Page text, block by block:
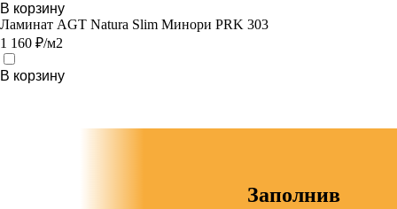
В корзину
Ламинат AGT Natura Slim Минори PRK 303
1 160 ₽/м2
В корзину
Заполнив